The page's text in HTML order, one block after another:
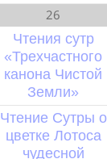
26
Чтения сутр
«Трехчастного
канона Чистой
Земли»
Чтение Сутры о
цветке Лотоса
чудесной